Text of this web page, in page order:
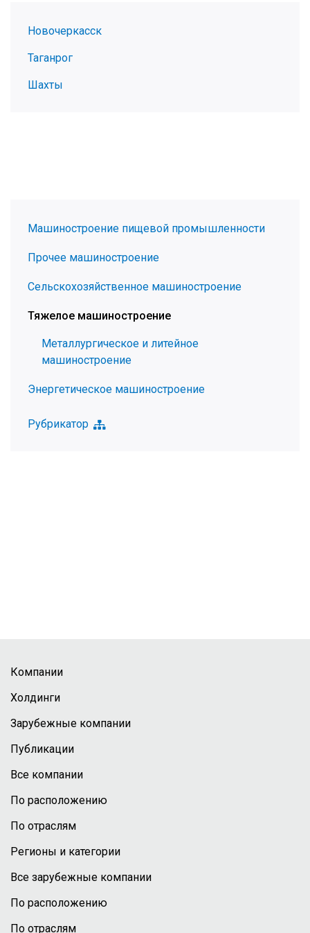
Новочеркасск
Таганрог
Шахты
Машиностроение пищевой промышленности
Прочее машиностроение
Сельскохозяйственное машиностроение
Тяжелое машиностроение
Металлургическое и литейное
машиностроение
Энергетическое машиностроение
Рубрикатор
Компании
Холдинги
Зарубежные компании
Публикации
Все компании
По расположению
По отраслям
Регионы и категории
Все зарубежные компании
По расположению
По отраслям